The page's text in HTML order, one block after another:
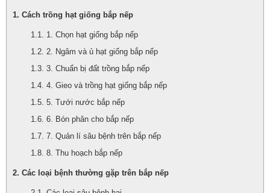
Cách trồng hạt giống bắp nếp
1. Chọn hạt giống bắp nếp
2. Ngâm và ủ hạt giống bắp nếp
3. Chuẩn bị đất trồng bắp nếp
4. Gieo và trồng hạt giống bắp nếp
5. Tưới nước bắp nếp
6. Bón phân cho bắp nếp
7. Quản lí sâu bệnh trên bắp nếp
8. Thu hoạch bắp nếp
Các loại bệnh thường gặp trên bắp nếp